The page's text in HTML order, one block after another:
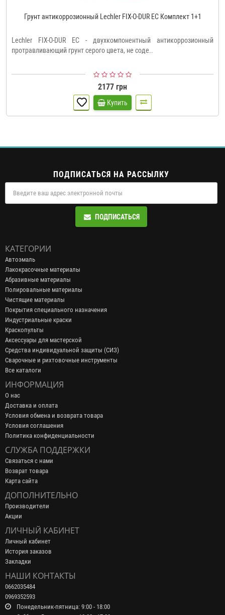
Грунт антикоррозионный Lechler FIX-O-DUR EC Комплект 1+1
Lechler FIX-O-DUR EC - двухкомпонентный антикоррозионный
протравливающий грунт серого цвета, не соде..
2177 грн
Купить
ПОДПИСАТЬСЯ НА РАССЫЛКУ
ПОДПИСАТЬСЯ
КАТЕГОРИИ
Автоэмаль
Лакокрасочные материалы
Абразивные материалы
Полировальные материалы
Чистящие материалы
Покрытия специального назначения
Индустриальные краски
Краскопульты
Аксессуары для мастерской
Средства индивидуальной защиты (СИЗ)
Сварочные и рихтовочные инструменты
Все каталоги
ИНФОРМАЦИЯ
О нас
Доставка и оплата
Условия обмена и возврата товара
Условия соглашения
Политика конфиденциальности
СЛУЖБА ПОДДЕРЖКИ
Связаться с нами
Возврат товара
Карта сайта
ДОПОЛНИТЕЛЬНО
Производители
Акции
ЛИЧНЫЙ КАБИНЕТ
Личный кабинет
История заказов
Закладки
НАШИ КОНТАКТЫ
0662035484
0969352593
Понедельник-пятница: 9:00 - 18:00